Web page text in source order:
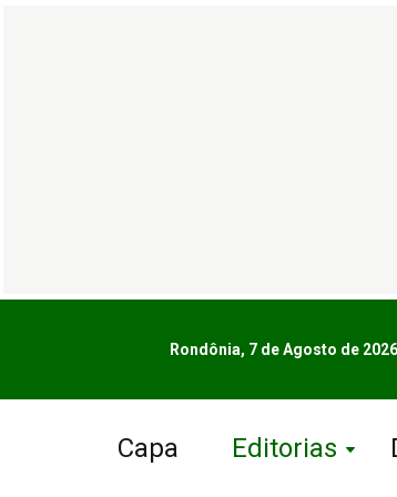
Rondônia, 7 de Agosto de 2026
Capa Editorias